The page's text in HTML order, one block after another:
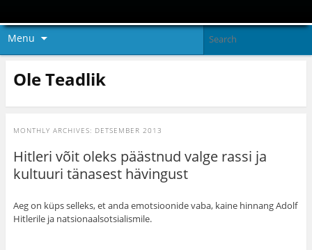
Menu
Ole Teadlik
MONTHLY ARCHIVES: DETSEMBER 2013
Hitleri võit oleks päästnud valge rassi ja
kultuuri tänasest hävingust
Aeg on küps selleks, et anda emotsioonide vaba, kaine hinnang Adolf
Hitlerile ja natsionaalsotsialismile.